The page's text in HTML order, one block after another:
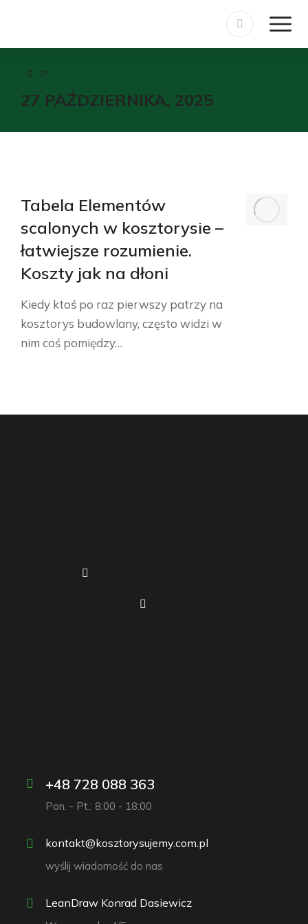
Jesteś tutaj:
27
27 PAŹDZIERNIKA, 2025
Tabela Elementów
scalonych w kosztorysie –
łatwiejsze rozumienie.
Koszty jak na dłoni
Kiedy ktoś po raz pierwszy patrzy na
kosztorys budowlany, często widzi w
nim coś pomiędzy…
+48 728 088 363
Pon. - Pt.: 8:00 - 18:00
kontakt@kosztorysujemy.com.pl
wyślij wiadomość do nas
LeanDraw Konrad Dasiewicz